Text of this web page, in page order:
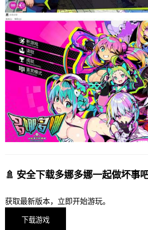
🚿 安全下载多娜多娜一起做坏事
获取最新版本，立即开始游玩。
下载游戏